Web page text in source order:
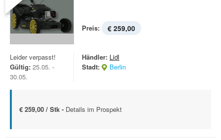
Preis: € 259,00
Leider verpasst!
Gültig: 25.05. -
30.05.
Händler: Lidl
Stadt:
Berlin
€ 259,00 / Stk - Details im Prospekt